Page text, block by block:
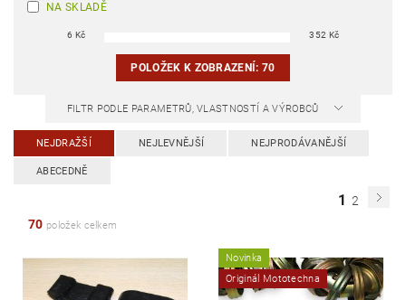
NA SKLADĚ
6 Kč 352 Kč
POLOŽEK K ZOBRAZENÍ:70
FILTR PODLE PARAMETRŮ, VLASTNOSTÍ A VÝROBCŮ
NEJDRAŽŠÍ NEJLEVNĚJŠÍ NEJPRODÁVANĚJŠÍ
ABECEDNĚ
1 2
70 položek celkem
Novinka
Originál Mototechna